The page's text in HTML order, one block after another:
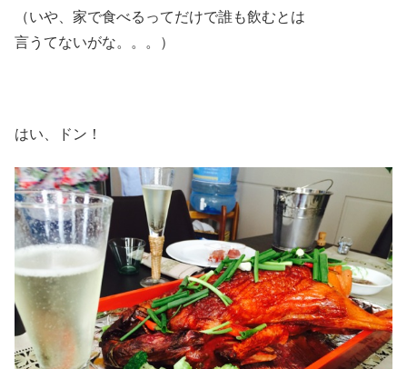
（いや、家で食べるってだけで誰も飲むとは
言うてないがな。。。）
はい、ドン！